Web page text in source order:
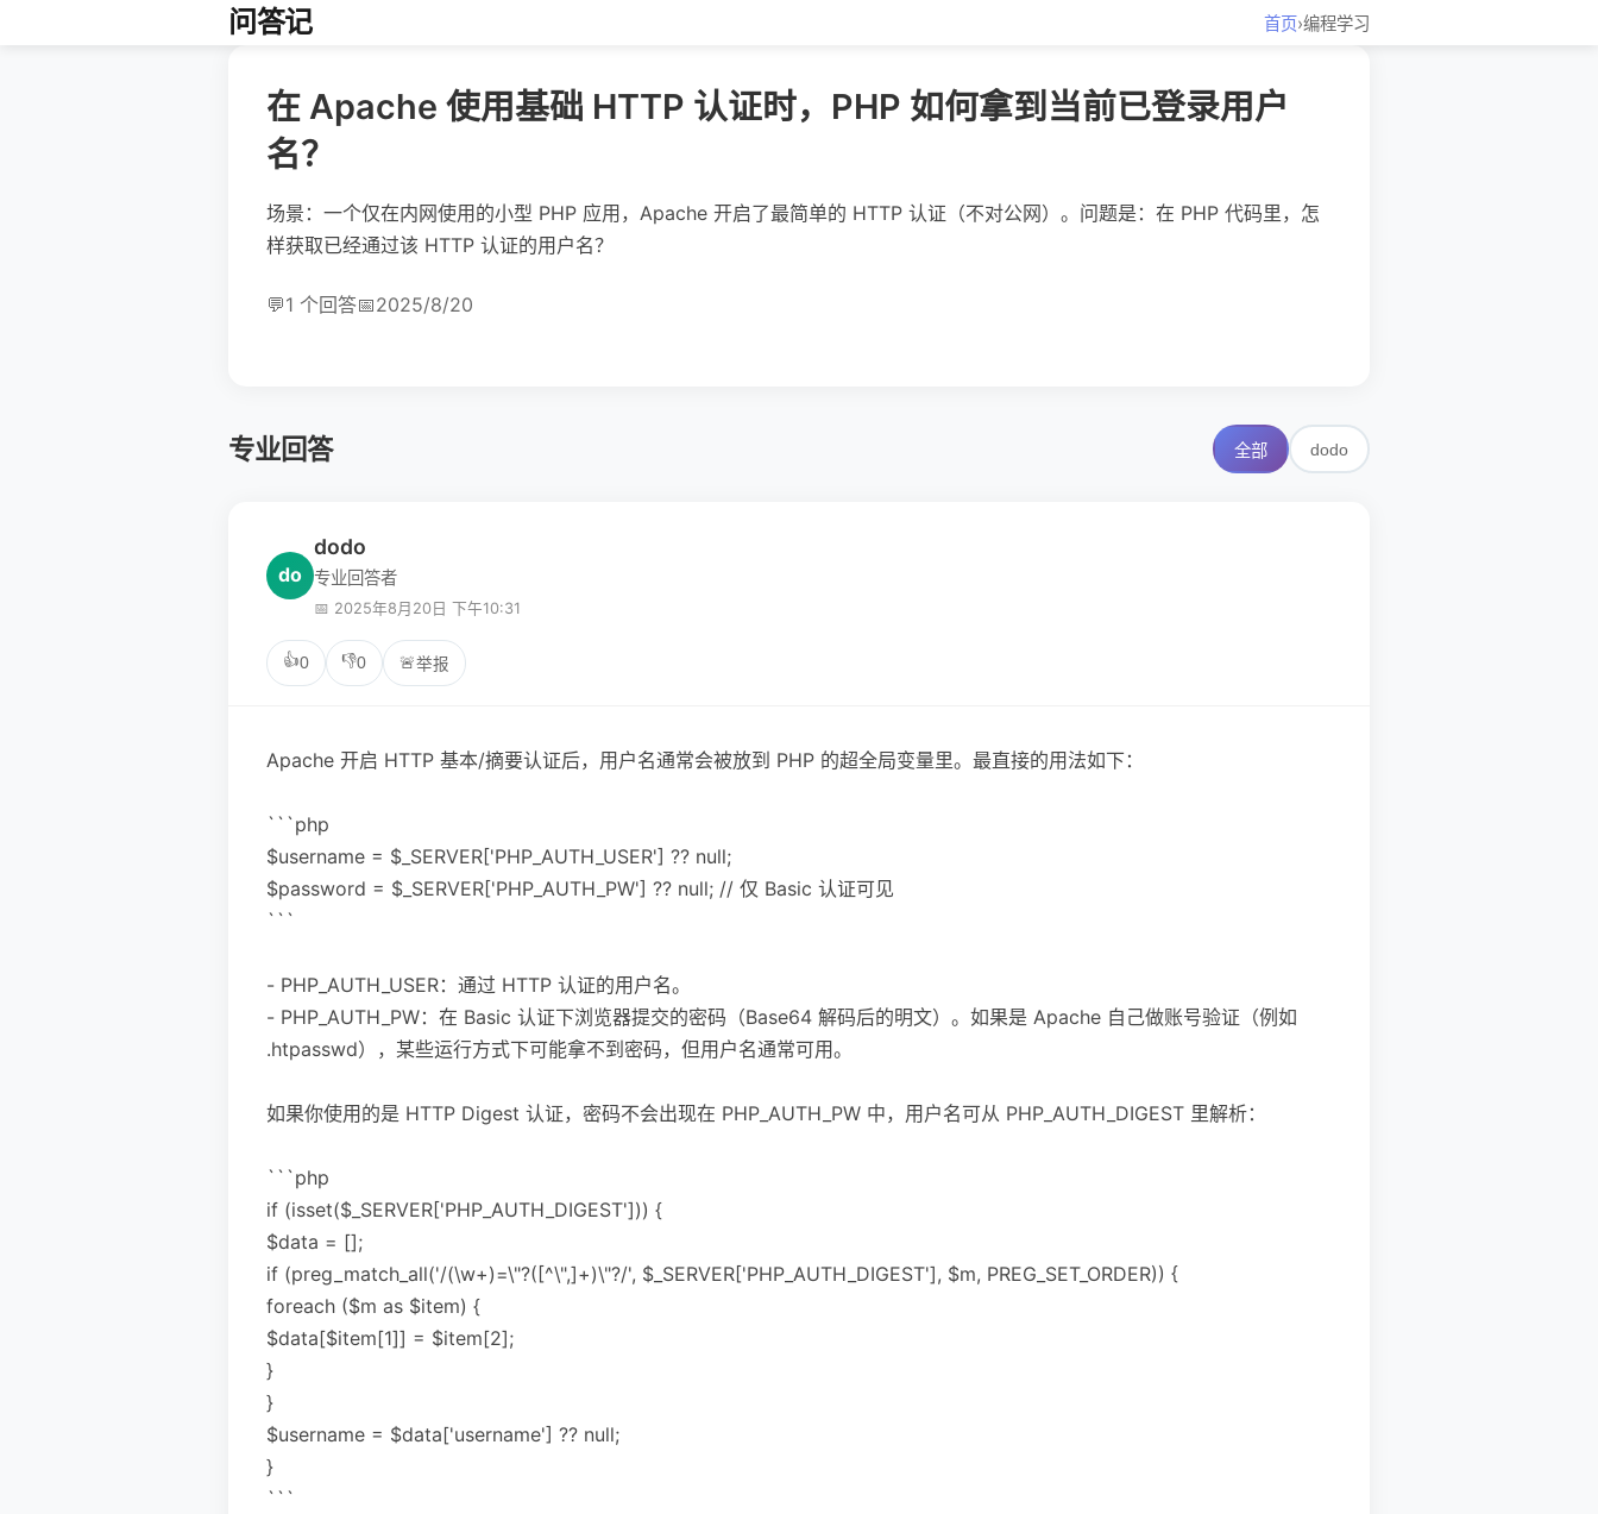
问答记 首页›编程学习
在 Apache 使用基础 HTTP 认证时，PHP 如何拿到当前已登录用户
名？
场景：一个仅在内网使用的小型 PHP 应用，Apache 开启了最简单的 HTTP 认证（不对公网）。问题是：在 PHP 代码里，怎
样获取已经通过该 HTTP 认证的用户名？
💬1 个回答📅2025/8/20
专业回答 全部 dodo
do
dodo
专业回答者
📅 2025年8月20日 下午10:31
👍0 👎0 🚨举报
Apache 开启 HTTP 基本/摘要认证后，用户名通常会被放到 PHP 的超全局变量里。最直接的用法如下：
```php
$username = $_SERVER['PHP_AUTH_USER'] ?? null;
$password = $_SERVER['PHP_AUTH_PW'] ?? null; // 仅 Basic 认证可见
```
- PHP_AUTH_USER：通过 HTTP 认证的用户名。
- PHP_AUTH_PW：在 Basic 认证下浏览器提交的密码（Base64 解码后的明文）。如果是 Apache 自己做账号验证（例如
.htpasswd），某些运行方式下可能拿不到密码，但用户名通常可用。
如果你使用的是 HTTP Digest 认证，密码不会出现在 PHP_AUTH_PW 中，用户名可从 PHP_AUTH_DIGEST 里解析：
```php
if (isset($_SERVER['PHP_AUTH_DIGEST'])) {
$data = [];
if (preg_match_all('/(\w+)=\"?([^\",]+)\"?/', $_SERVER['PHP_AUTH_DIGEST'], $m, PREG_SET_ORDER)) {
foreach ($m as $item) {
$data[$item[1]] = $item[2];
}
}
$username = $data['username'] ?? null;
}
```